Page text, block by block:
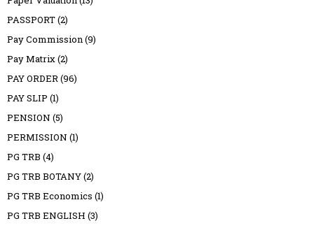
PASSPORT(2)
Pay Commission(9)
Pay Matrix(2)
PAY ORDER(96)
PAY SLIP (1)
PENSION (5)
PERMISSION (1)
PG TRB (4)
PG TRB BOTANY(2)
PG TRB Economics (1)
PG TRB ENGLISH (3)